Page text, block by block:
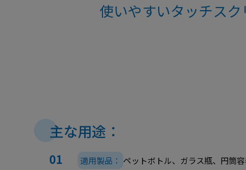
使いやすいタッチスク
主な用途：
適用製品： ペットボトル、ガラス瓶、円筒